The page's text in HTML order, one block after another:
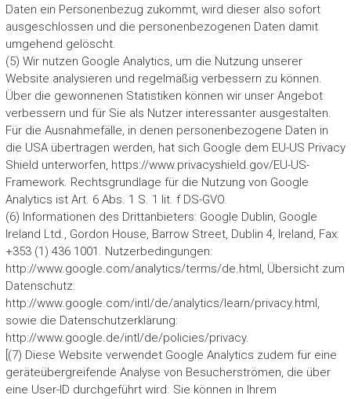
Daten ein Personenbezug zukommt, wird dieser also sofort
ausgeschlossen und die personenbezogenen Daten damit
umgehend gelöscht.
(5) Wir nutzen Google Analytics, um die Nutzung unserer
Website analysieren und regelmäßig verbessern zu können.
Über die gewonnenen Statistiken können wir unser Angebot
verbessern und für Sie als Nutzer interessanter ausgestalten.
Für die Ausnahmefälle, in denen personenbezogene Daten in
die USA übertragen werden, hat sich Google dem EU-US Privacy
Shield unterworfen, https://www.privacyshield.gov/EU-US-
Framework. Rechtsgrundlage für die Nutzung von Google
Analytics ist Art. 6 Abs. 1 S. 1 lit. f DS-GVO.
(6) Informationen des Drittanbieters: Google Dublin, Google
Ireland Ltd., Gordon House, Barrow Street, Dublin 4, Ireland, Fax:
+353 (1) 436 1001. Nutzerbedingungen:
http://www.google.com/analytics/terms/de.html, Übersicht zum
Datenschutz:
http://www.google.com/intl/de/analytics/learn/privacy.html,
sowie die Datenschutzerklärung:
http://www.google.de/intl/de/policies/privacy.
[(7) Diese Website verwendet Google Analytics zudem für eine
geräteübergreifende Analyse von Besucherströmen, die über
eine User-ID durchgeführt wird. Sie können in Ihrem